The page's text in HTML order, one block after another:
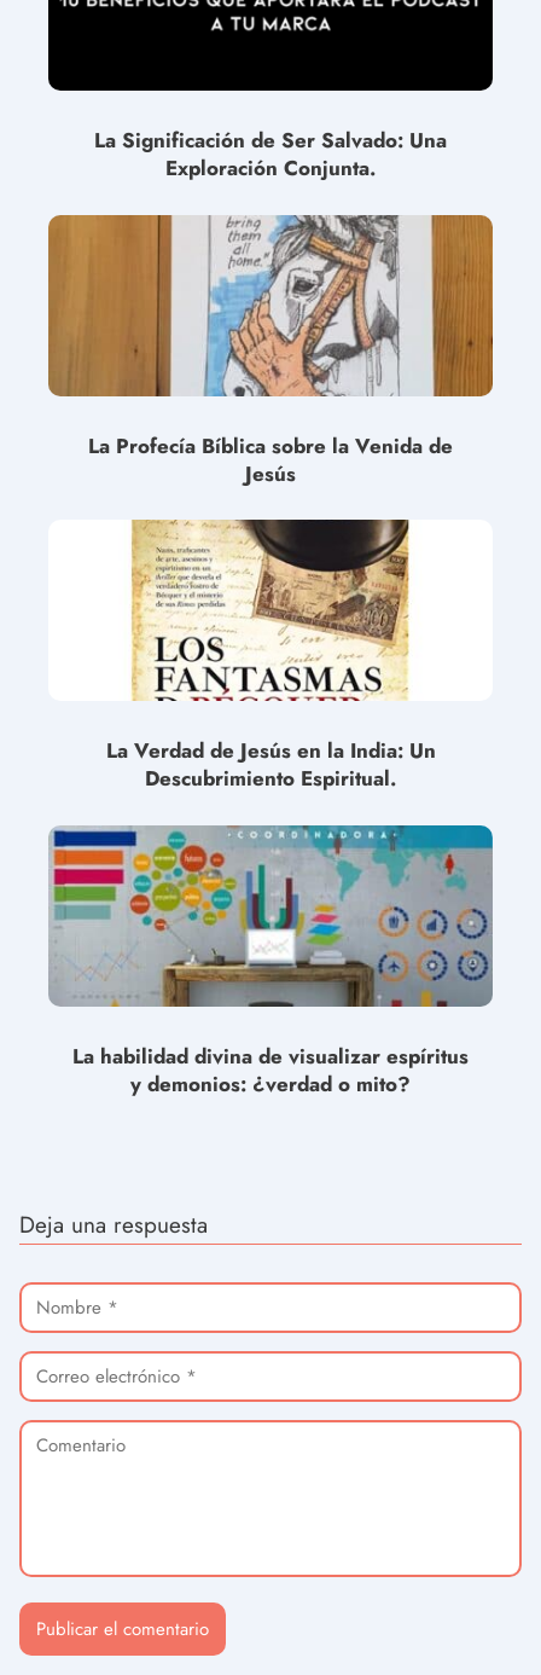
La Significación de Ser Salvado: Una
Exploración Conjunta.
La Profecía Bíblica sobre la Venida de
Jesús
La Verdad de Jesús en la India: Un
Descubrimiento Espiritual.
La habilidad divina de visualizar espíritus
y demonios: ¿verdad o mito?
Deja una respuesta